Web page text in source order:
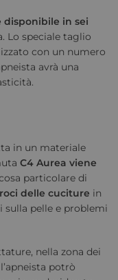
disponibile in sei
Lo speciale taglio
con un numero
avrà una
in un materiale
C4 Aurea viene
particolare di
delle cuciture in
sulla pelle e problemi
nella zona dei
potrò